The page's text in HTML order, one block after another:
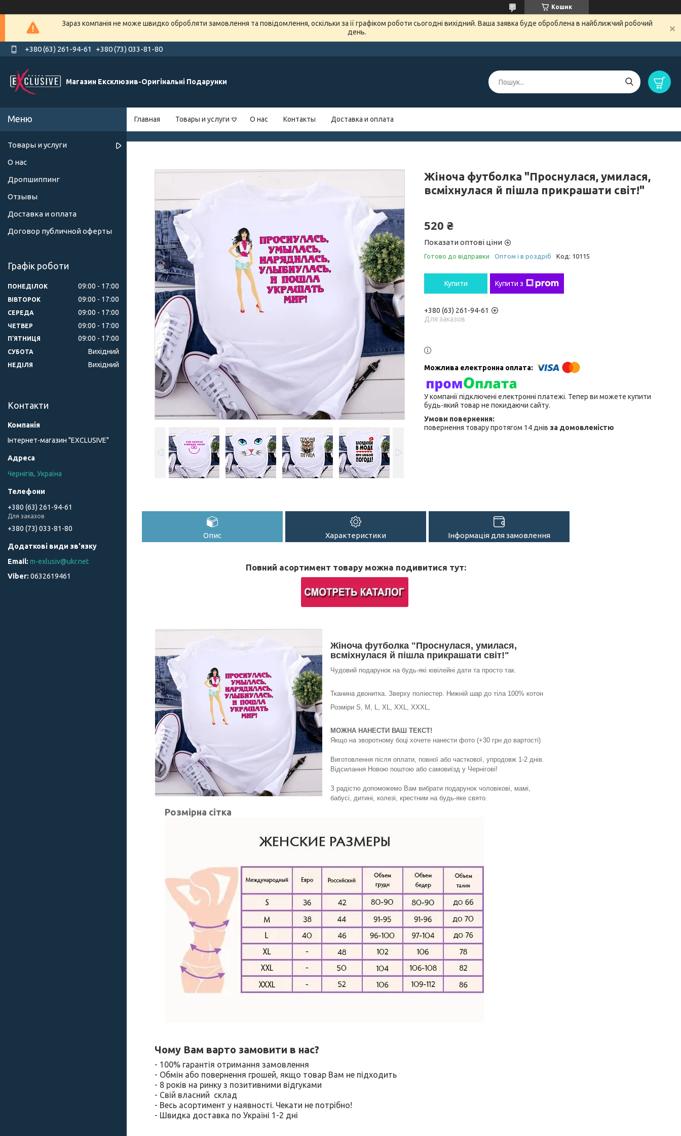
Кошик
Зараз компанія не може швидко обробляти замовлення та повідомлення, оскільки за її графіком роботи сьогодні вихідний. Ваша заявка буде оброблена в найближчий робочий
день.
+380 (63) 261-94-61 +380 (73) 033-81-80
Магазин Ексклюзив-Оригінальні Подарунки
Главная Товары и услуги О нас Контакты Доставка и оплата
Жіноча футболка "Проснулася, умилася,
всміхнулася й пішла прикрашати світ!"
520 ₴
Показати оптові ціни
Готово до відправки Оптом і в роздріб Код: 10115
Купити Купити з
+380 (63) 261-94-61
Для заказов
У компанії підключені електронні платежі. Тепер ви можете купити
будь-який товар не покидаючи сайту.
повернення товару протягом 14 днів за домовленістю
Опис Характеристики Інформація для замовлення
Повний асортимент товару можна подивитися тут:
Жіноча футболка "Проснулася, умилася,
всміхнулася й пішла прикрашати світ!"
Чудовий подарунок на будь-які ювілейні дати та просто так.
Тканина двонитка. Зверху поліестер. Нижній шар до тіла 100% котон
Розміри S, M, L, XL, XXL, XXXL,
МОЖНА НАНЕСТИ ВАШ ТЕКСТ!
Якщо на зворотному боці хочете нанести фото (+30 грн до вартості)
Виготовлення після оплати, повної або часткової, упродовж 1-2 днів.
Відсилання Новою поштою або самовиїзд у Чернігові!
З радістю допоможемо Вам вибрати подарунок чоловікові, мамі,
бабусі, дитині, колезі, крестним на будь-яке свято.
Розмірна сітка
Чому Вам варто замовити в нас?
- 100% гарантія отримання замовлення
- Обмін або повернення грошей, якщо товар Вам не підходить
- 8 років на ринку з позитивними відгуками
- Свій власний склад
- Весь асортимент у наявності. Чекати не потрібно!
- Швидка доставка по Україні 1-2 дні
Товары и услуги
О нас
Дропшиппинг
Отзывы
Доставка и оплата
Договор публичной оферты
Графік роботи
ПОНЕДІЛОК 09:00 17:00
ВІВТОРОК 09:00 17:00
СЕРЕДА 09:00 17:00
ЧЕТВЕР 09:00 17:00
ПʼЯТНИЦЯ 09:00 17:00
СУБОТА Вихідний
НЕДІЛЯ Вихідний
Контакти
Інтернет-магазин "ЕXCLUSIVE"
Чернігів, Україна
+380 (63) 261-94-61
Для заказов
+380 (73) 033-81-80
m-exlusiv@ukr.net
0632619461